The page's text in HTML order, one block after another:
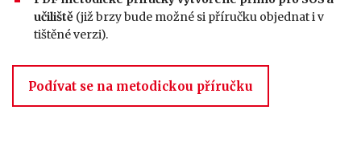
učiliště (již brzy bude možné si příručku objednat i v
tištěné verzi).
Podívat se na metodickou příručku